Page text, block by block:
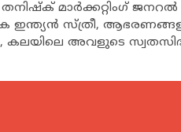
മാർക്കറ്റിംഗ്
സ്ത്രീ,
അവളുടെ